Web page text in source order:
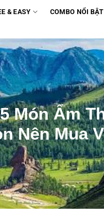
& EASY COMBO NỔI BẬT
Món Ẩm
Nên Mua